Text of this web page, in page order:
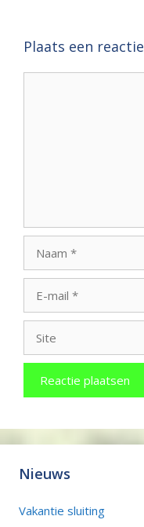
Plaats een reactie
mail
Nieuws
Vakantie sluiting